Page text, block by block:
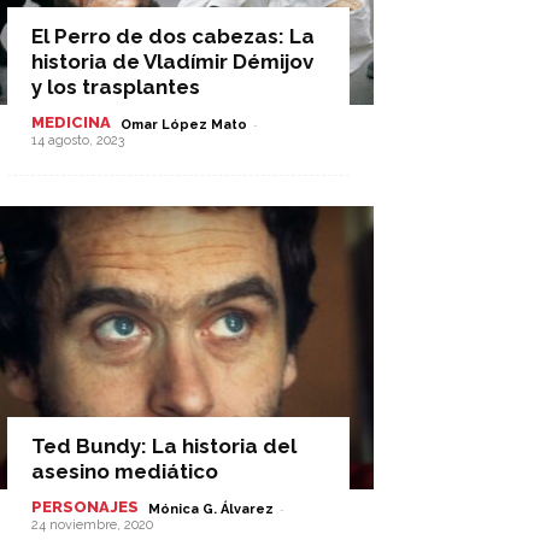
El Perro de dos cabezas: La
historia de Vladímir Démijov
y los trasplantes
MEDICINA Omar López Mato -
14 agosto, 2023
Ted Bundy: La historia del
asesino mediático
PERSONAJES Mónica G. Álvarez -
24 noviembre, 2020